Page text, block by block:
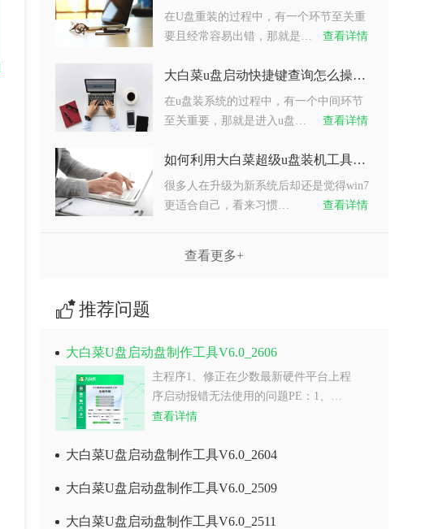
在U盘重装的过程中，有一个环节至关重
要且经常容易出错，那就是…
查看详情
大白菜u盘启动快捷键查询怎么操作？
在u盘装系统的过程中，有一个中间环节
至关重要，那就是进入u盘…
查看详情
如何利用大白菜超级u盘装机工具重装系统win7？
很多人在升级为新系统后却还是觉得win7
更适合自己，看来习惯…
查看详情
查看更多+
推荐问题
大白菜U盘启动盘制作工具V6.0_2606
主程序1、修正在少数最新硬件平台上程
序启动报错无法使用的问题PE：1、…
查看详情
大白菜U盘启动盘制作工具V6.0_2604
大白菜U盘启动盘制作工具V6.0_2509
大白菜U盘启动盘制作工具V6.0_2511